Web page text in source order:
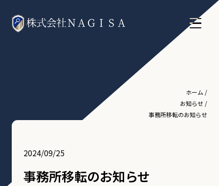
ホーム /
お知らせ /
事務所移転のお知らせ
2024/09/25
事務所移転のお知らせ